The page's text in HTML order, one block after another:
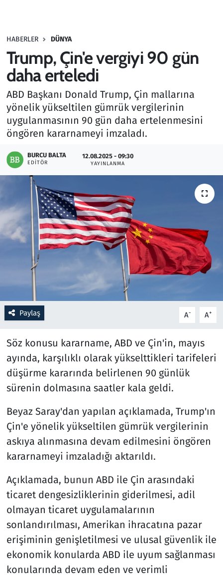
HABERLER DÜNYA
Trump, Çin'e vergiyi 90 gün
daha erteledi
ABD Başkanı Donald Trump, Çin mallarına
yönelik yükseltilen gümrük vergilerinin
uygulanmasının 90 gün daha ertelenmesini
öngören kararnameyi imzaladı.
BURCU BALTA
EDITÖR
12.08.2025 - 09:30
YAYINLANMA
Paylaş A- A+
Söz konusu kararname, ABD ve Çin'in, mayıs
ayında, karşılıklı olarak yükselttikleri tarifeleri
düşürme kararında belirlenen 90 günlük
sürenin dolmasına saatler kala geldi.
Beyaz Saray'dan yapılan açıklamada, Trump'ın
Çin'e yönelik yükseltilen gümrük vergilerinin
askıya alınmasına devam edilmesini öngören
kararnameyi imzaladığı aktarıldı.
Açıklamada, bunun ABD ile Çin arasındaki
ticaret dengesizliklerinin giderilmesi, adil
olmayan ticaret uygulamalarının
sonlandırılması, Amerikan ihracatına pazar
erişiminin genişletilmesi ve ulusal güvenlik ile
ekonomik konularda ABD ile uyum sağlanması
konularında devam eden ve verimli
Haber
Kültür Sanat
Kurumsal Haberler
Lezzet Durağı
Oyun
Ramazan
Resmi İlanlar
Rüya Tabirleri
Sağlık
Savunma Sanayi
Seçim 2023
Spor
Televizyon